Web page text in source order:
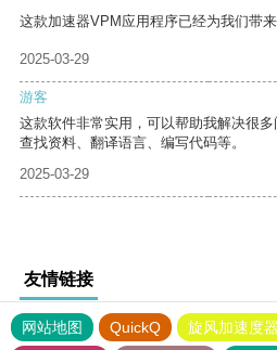
这款加速器VPM应用程序已经为我们带
2025-03-29
游客
这款软件非常实用，可以帮助我解决很
查找资料、翻译语言、编写代码等。
2025-03-29
友情链接
网站地图 QuickQ 旋风加速度器